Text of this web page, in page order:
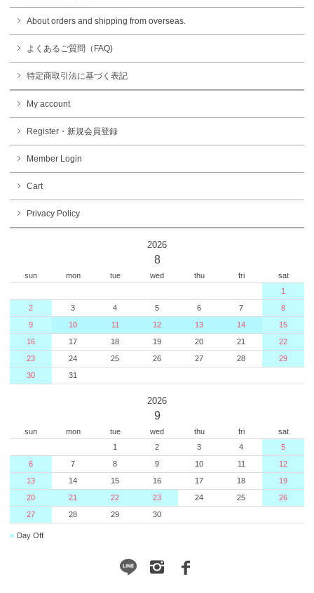
About orders and shipping from overseas.
よくあるご質問（FAQ)
特定商取引法に基づく表記
My account
Register・新規会員登録
Member Login
Cart
Privacy Policy
2026
8
sun mon tue wed thu fri
sat
1
2
3 4 5 6 7
8
9
10 11 12 13 14
15
16
17 18 19 20 21
22
23
24 25 26 27 28
29
30
31
2026
9
sun mon tue wed thu fri
sat
1
2 3 4
5
6
7 8 9 10 11
12
13
14 15 16 17 18
19
20
21 22 23 24 25
26
27
28 29 30
■ Day Off